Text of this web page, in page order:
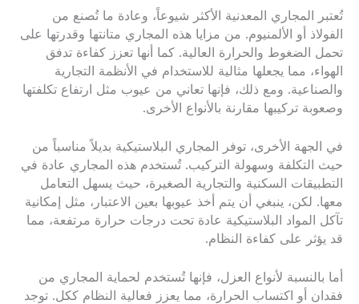
تُعتبر المجاري المعدنية الأكثر شيوعاً، وعادة ما تُصنع من
الفولاذ أو الألمنيوم. من مزايا هذه المجاري متانتها وقدرتها على
تحمل الضغوط والحرارة العالية. كما أنها تعزز كفاءة تدفق
الهواء، مما يجعلها مثالية للاستخدام في الأنظمة التجارية
والصناعية. ومع ذلك، فإنها تعاني من عيوب مثل ارتفاع تكلفتها
وصعوبة تركيبها مقارنة بالأنواع الأخرى.
في الجهة الأخرى، توفر المجاري البلاستيكية بديلاً مناسباً من
حيث التكلفة وسهولة التركيب. تُستخدم هذه المجاري عادة في
التطبيقات السكنية والتجارية الصغيرة، حيث يسهل التعامل
معها. لكن، ينبغي أن يتم أخذ عيوبها بعين الاعتبار، مثل إمكانية
تآكل المواد البلاستيكية عادة تحت درجات حرارة مرتفعة، مما
قد يؤثر على كفاءة النظام.
أما بالنسبة لأنواع العزل، فإنها تُستخدم لحماية المجاري من
فقدان أو اكتساب الحرارة، مما يعزز فعالية النظام ككل. توجد